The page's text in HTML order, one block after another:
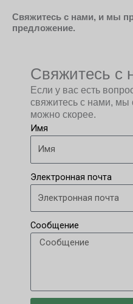
Свяжитесь с нами, и мы
предложение.
Свяжитесь с
Если у вас есть
свяжитесь с нами, мы
можно скорее.
Имя
Электронная почта
Сообщение